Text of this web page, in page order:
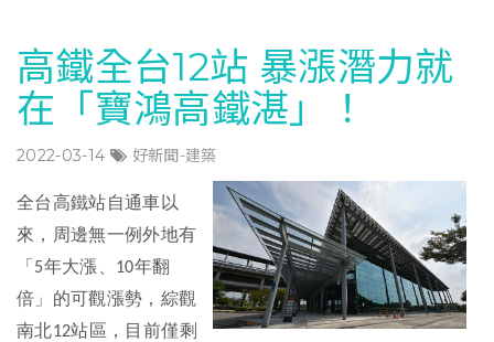
高鐵全台12站 暴漲潛力就
在「寶鴻高鐵湛」！
2022-03-14 好新聞-建築
全台高鐵站自通車以
來，周邊無一例外地有
「 5年大漲、 10年翻
倍」的可觀漲勢，綜觀
南北12站區，目前僅剩